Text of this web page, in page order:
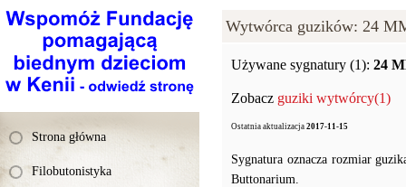
Strona główna
Filobutonistyka
Wytwórca guzików: 24
Używane sygnatury (1): 24
Zobacz guziki wytwórcy(1)
Ostatnia aktualizacja 2017-11-15
Sygnatura oznacza rozmiar
Buttonarium.